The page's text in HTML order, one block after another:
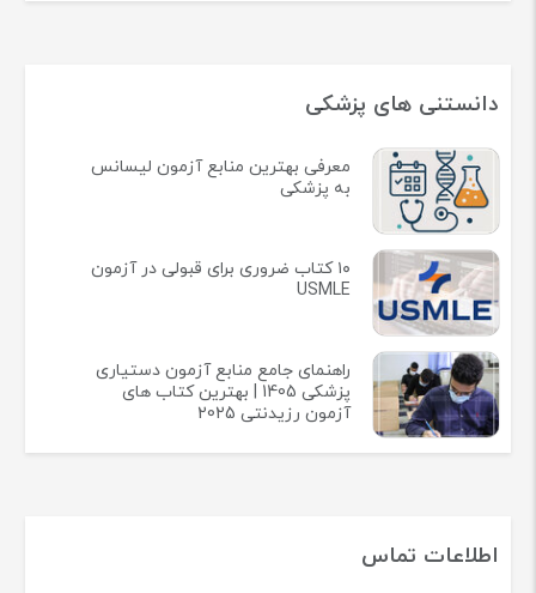
دانستنی های پزشکی
معرفی بهترین منابع آزمون لیسانس
به پزشکی
۱۰ کتاب ضروری برای قبولی در آزمون
USMLE
راهنمای جامع منابع آزمون دستیاری
پزشکی 1405 | بهترین کتاب های
آزمون رزیدنتی 2025
اطلاعات تماس